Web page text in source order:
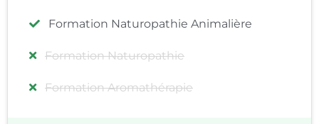
Formation Naturopathie Animalière
Formation Naturopathie
Formation Aromathérapie